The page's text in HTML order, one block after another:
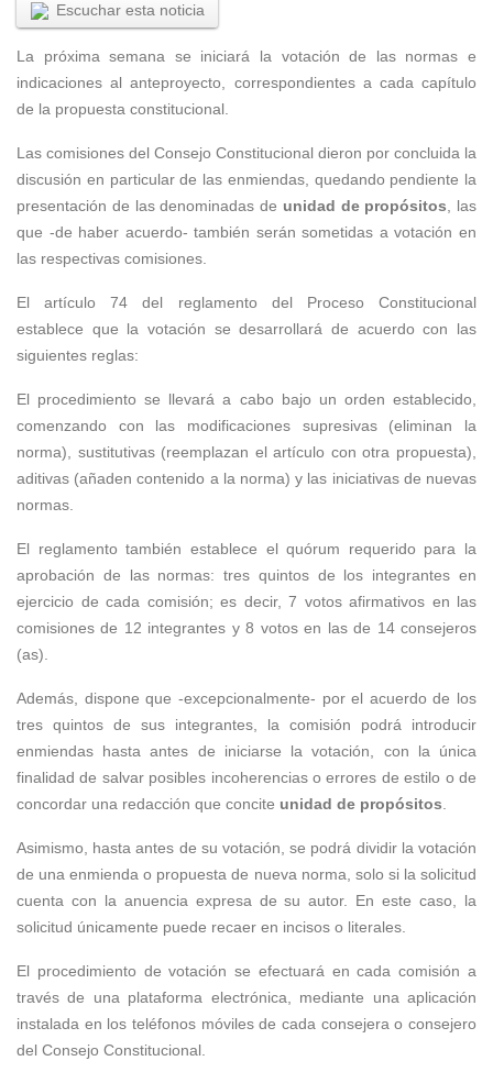
Escuchar esta noticia
La próxima semana se iniciará la votación de las normas e
indicaciones al anteproyecto, correspondientes a cada capítulo
de la propuesta constitucional.
Las comisiones del Consejo Constitucional dieron por concluida la
discusión en particular de las enmiendas, quedando pendiente la
presentación de las denominadas de unidad de propósitos, las
que -de haber acuerdo- también serán sometidas a votación en
las respectivas comisiones.
El artículo 74 del reglamento del Proceso Constitucional
establece que la votación se desarrollará de acuerdo con las
siguientes reglas:
El procedimiento se llevará a cabo bajo un orden establecido,
comenzando con las modificaciones supresivas (eliminan la
norma), sustitutivas (reemplazan el artículo con otra propuesta),
aditivas (añaden contenido a la norma) y las iniciativas de nuevas
normas.
El reglamento también establece el quórum requerido para la
aprobación de las normas: tres quintos de los integrantes en
ejercicio de cada comisión; es decir, 7 votos afirmativos en las
comisiones de 12 integrantes y 8 votos en las de 14 consejeros
(as).
Además, dispone que -excepcionalmente- por el acuerdo de los
tres quintos de sus integrantes, la comisión podrá introducir
enmiendas hasta antes de iniciarse la votación, con la única
finalidad de salvar posibles incoherencias o errores de estilo o de
concordar una redacción que concite unidad de propósitos.
Asimismo, hasta antes de su votación, se podrá dividir la votación
de una enmienda o propuesta de nueva norma, solo si la solicitud
cuenta con la anuencia expresa de su autor. En este caso, la
solicitud únicamente puede recaer en incisos o literales.
El procedimiento de votación se efectuará en cada comisión a
través de una plataforma electrónica, mediante una aplicación
instalada en los teléfonos móviles de cada consejera o consejero
del Consejo Constitucional.